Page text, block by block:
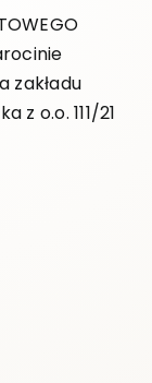
zakładu
z o.o. 111/21